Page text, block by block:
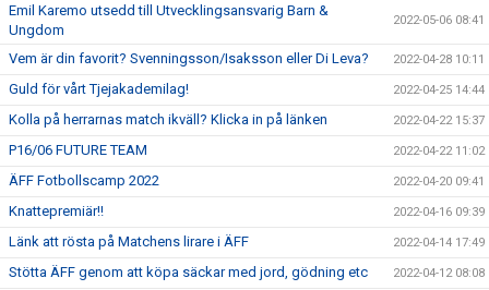
Emil Karemo utsedd till Utvecklingsansvarig Barn &
Ungdom
2022-05-06 08:41
Vem är din favorit? Svenningsson/Isaksson eller Di Leva? 2022-04-28 10:11
Guld för vårt Tjejakademilag! 2022-04-25 14:44
Kolla på herrarnas match ikväll? Klicka in på länken 2022-04-22 15:37
P16/06 FUTURE TEAM 2022-04-22 11:02
ÄFF Fotbollscamp 2022 2022-04-20 09:41
Knattepremiär!! 2022-04-16 09:39
Länk att rösta på Matchens lirare i ÄFF 2022-04-14 17:49
Stötta ÄFF genom att köpa säckar med jord, gödning etc 2022-04-12 08:08